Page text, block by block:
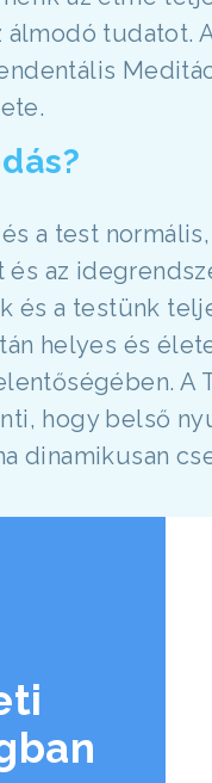
tudatot.
a test
az
és a testünk
helyes és
A
hogy belső
dinamikusan